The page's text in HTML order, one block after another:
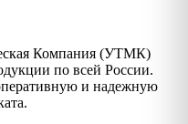
Компания (УТМК)
по всей России.
и надежную